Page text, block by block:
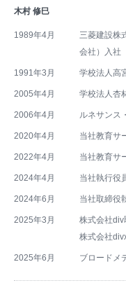
木村 修巳
1989年4月
三菱建設株
会社）入社
1991年3月 学校法人高
2005年4月 学校法人杏
2006年4月 ルネサンス
2020年4月 当社教育サ
2022年4月 当社教育サ
2024年4月 当社執行役
2024年6月 当社取締役
2025年3月
株式会社div
株式会社
2025年6月 ブロードメ